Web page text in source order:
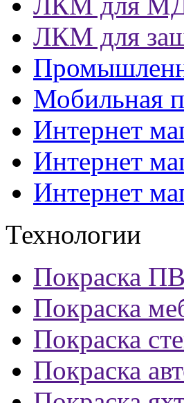
ЛКМ для
Мобильная
Интернет
Интернет
Интернет
Технологии
Покраска
Покраска
Покраска
Покраска